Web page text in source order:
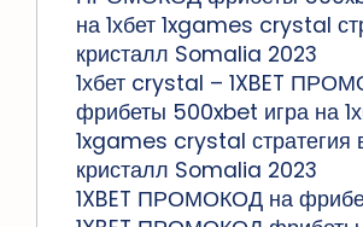
на 1хбет 1xgames crystal
кристалл Somalia 2023
1хбет crystal – 1XBET
фрибеты 500xbet игра на
1xgames crystal стратегия
кристалл Somalia 2023
1XBET ПРОМОКОД на